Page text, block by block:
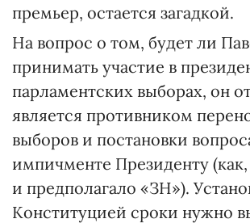
премьер, остается загадкой.
На вопрос о том, будет ли
принимать участие в
парламентских выборах, он
является противником
выборов и постановки
импичменте Президенту (как,
и предполагало «ЗН»).
Конституцией сроки нужно